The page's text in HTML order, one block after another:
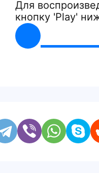
Для
кнопку 'Play'